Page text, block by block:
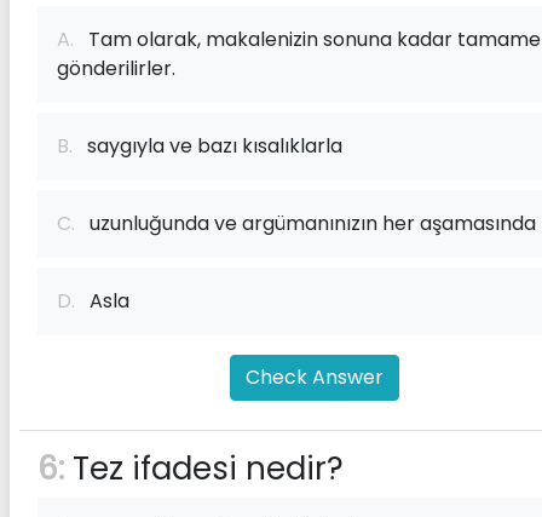
A. Tam olarak, makalenizin sonuna kadar
gönderilirler.
B. saygıyla ve bazı kısalıklarla
C. uzunluğunda ve argümanınızın her aşamasında
D. Asla
Check Answer
6: Tez ifadesi nedir?